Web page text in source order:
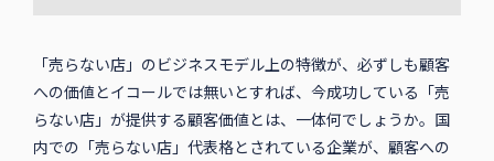
「売らない店」のビジネスモデル上の特徴が、必ずしも顧客
への価値とイコールでは無いとすれば、今成功している「売
らない店」が提供する顧客価値とは、一体何でしょうか。国
内での「売らない店」代表格とされている企業が、顧客への